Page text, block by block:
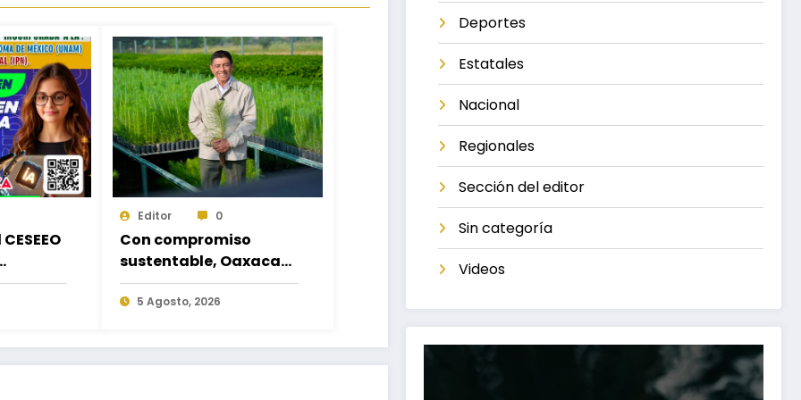
a
Editor 0
Con compromiso
sustentable, Oaxaca
hará equipo en la
Jornada Nacional de
5 Agosto, 2026
Deportes
Estatales
Nacional
Regionales
Sección del editor
Sin categoría
Videos